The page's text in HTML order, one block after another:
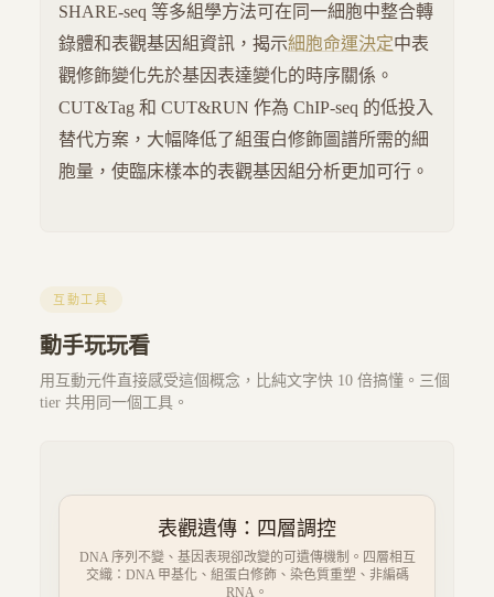
SHARE-seq 等多組學方法可在同一細胞中整合轉
錄體和表觀基因組資訊，揭示細胞命運決定中表
觀修飾變化先於基因表達變化的時序關係。
CUT&Tag 和 CUT&RUN 作為 ChIP-seq 的低投入
替代方案，大幅降低了組蛋白修飾圖譜所需的細
胞量，使臨床樣本的表觀基因組分析更加可行。
互動工具
動手玩玩看
用互動元件直接感受這個概念，比純文字快 10 倍搞懂。三個
tier 共用同一個工具。
表觀遺傳：四層調控
DNA 序列不變、基因表現卻改變的可遺傳機制。四層相互
交織：DNA 甲基化、組蛋白修飾、染色質重塑、非編碼
RNA。